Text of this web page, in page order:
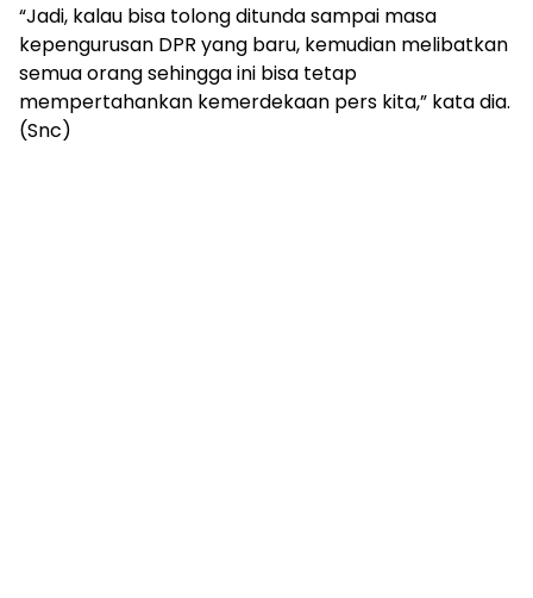
“Jadi, kalau bisa tolong ditunda sampai masa
kepengurusan DPR yang baru, kemudian melibatkan
semua orang sehingga ini bisa tetap
mempertahankan kemerdekaan pers kita,” kata dia.
(Snc)